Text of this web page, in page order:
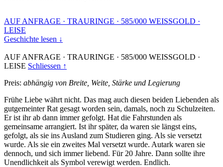
AUF ANFRAGE · TRAURINGE · 585/000 WEISSGOLD ·
LEISE
Geschichte lesen ↓
AUF ANFRAGE · TRAURINGE · 585/000 WEISSGOLD ·
LEISE Schliessen ↑
Preis: abhängig von Breite, Weite, Stärke und Legierung
Frühe Liebe währt nicht. Das mag auch diesen beiden Liebenden als
gutgemeinter Rat gesagt worden sein, damals, noch zu Schulzeiten.
Er ist ihr ab dann immer gefolgt. Hat die Fahrstunden als
gemeinsame arrangiert. Ist ihr später, da waren sie längst eins,
gefolgt, als sie ins Ausland zum Studieren ging. Als sie versetzt
wurde. Als sie ein zweites Mal versetzt wurde. Autark waren sie
dennoch, und sich immer liebend. Für 20 Jahre. Dann sollte ihre
Unendlichkeit als Symbol verewigt werden. Endlich.